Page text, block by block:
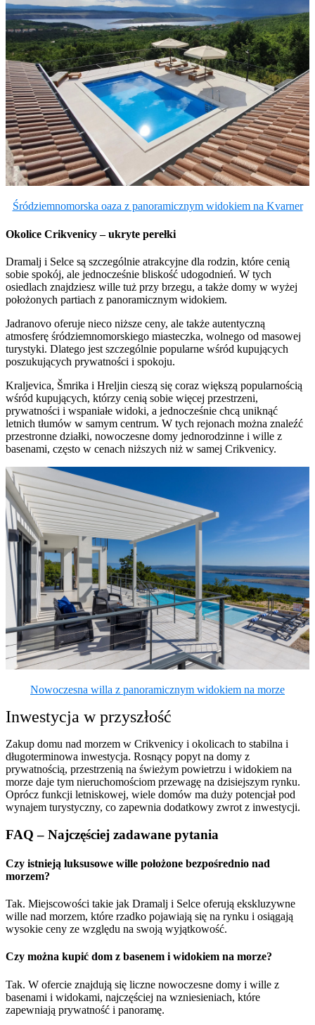
Śródziemnomorska oaza z panoramicznym widokiem na Kvarner
Okolice Crikvenicy – ukryte perełki
Dramalj i Selce są szczególnie atrakcyjne dla rodzin, które cenią
sobie spokój, ale jednocześnie bliskość udogodnień. W tych
osiedlach znajdziesz wille tuż przy brzegu, a także domy w wyżej
położonych partiach z panoramicznym widokiem.
Jadranovo oferuje nieco niższe ceny, ale także autentyczną
atmosferę śródziemnomorskiego miasteczka, wolnego od masowej
turystyki. Dlatego jest szczególnie popularne wśród kupujących
poszukujących prywatności i spokoju.
Kraljevica, Šmrika i Hreljin cieszą się coraz większą popularnością
wśród kupujących, którzy cenią sobie więcej przestrzeni,
prywatności i wspaniałe widoki, a jednocześnie chcą uniknąć
letnich tłumów w samym centrum. W tych rejonach można znaleźć
przestronne działki, nowoczesne domy jednorodzinne i wille z
basenami, często w cenach niższych niż w samej Crikvenicy.
Nowoczesna willa z panoramicznym widokiem na morze
Inwestycja w przyszłość
Zakup domu nad morzem w Crikvenicy i okolicach to stabilna i
długoterminowa inwestycja. Rosnący popyt na domy z
prywatnością, przestrzenią na świeżym powietrzu i widokiem na
morze daje tym nieruchomościom przewagę na dzisiejszym rynku.
Oprócz funkcji letniskowej, wiele domów ma duży potencjał pod
wynajem turystyczny, co zapewnia dodatkowy zwrot z inwestycji.
FAQ – Najczęściej zadawane pytania
Czy istnieją luksusowe wille położone bezpośrednio nad
morzem?
Tak. Miejscowości takie jak Dramalj i Selce oferują ekskluzywne
wille nad morzem, które rzadko pojawiają się na rynku i osiągają
wysokie ceny ze względu na swoją wyjątkowość.
Czy można kupić dom z basenem i widokiem na morze?
Tak. W ofercie znajdują się liczne nowoczesne domy i wille z
basenami i widokami, najczęściej na wzniesieniach, które
zapewniają prywatność i panoramę.